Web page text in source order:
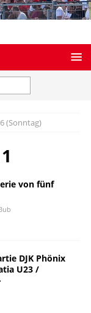
(Sonntag)
von fünf
DJK Phönix
U23 /